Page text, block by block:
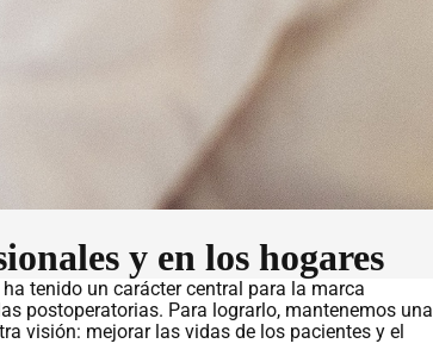
y en los hogares
tenido un carácter central para la marca
postoperatorias. Para lograrlo, mantenemos una
visión: mejorar las vidas de los pacientes y el